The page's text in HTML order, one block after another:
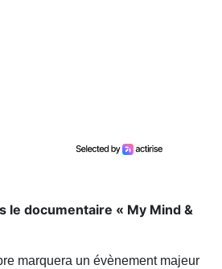
le documentaire « My Mind &
marquera un évènement majeur